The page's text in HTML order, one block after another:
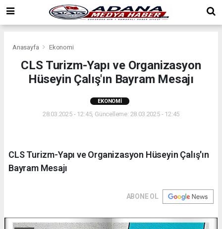
Anasayfa Ekonomi
CLS Turizm-Yapı ve Organizasyon
Hüseyin Çalış'ın Bayram Mesajı
EKONOMI
28.03.2025 - 12:45, Güncelleme: 28.03.2025 - 12:45
CLS Turizm-Yapı ve Organizasyon Hüseyin Çalış'ın
Bayram Mesajı
ABONE OL